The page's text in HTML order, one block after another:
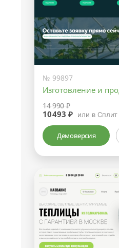
№ 99897
Изготовление и
14 990 ₽
10493 ₽ или в Сплит
Демоверсия